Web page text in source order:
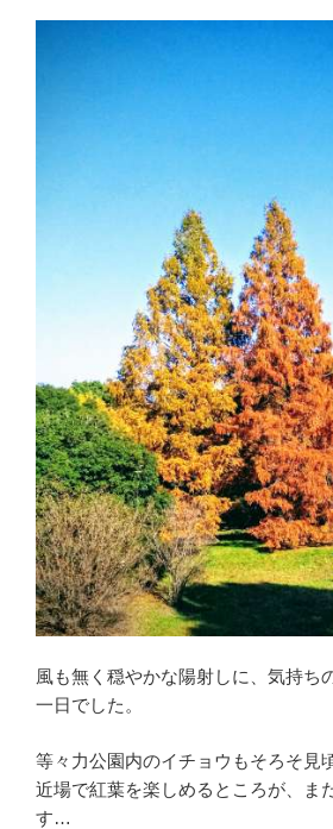
風も無く穏やかな陽射しに、気持ち
一日でした。
等々力公園内のイチョウもそろそ見
近場で紅葉を楽しめるところが、ま
す…